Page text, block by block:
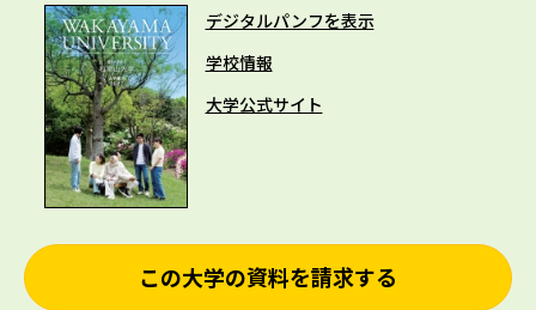
デジタルパンフを表示
学校情報
大学公式サイト
この大学の資料を請求する